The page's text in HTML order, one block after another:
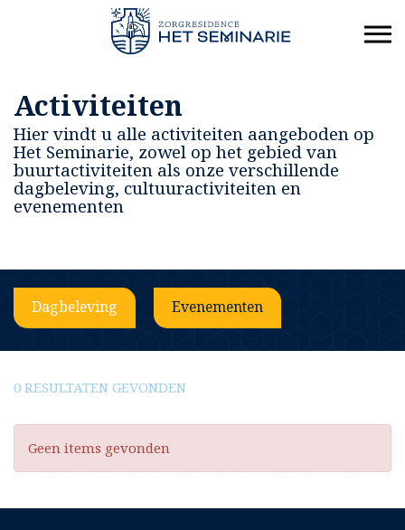
Activiteiten
Hier vindt u alle activiteiten aangeboden op
Het Seminarie, zowel op het gebied van
buurtactiviteiten als onze verschillende
dagbeleving, cultuuractiviteiten en
evenementen
Dagbeleving Evenementen
0 RESULTATEN GEVONDEN
Geen items gevonden